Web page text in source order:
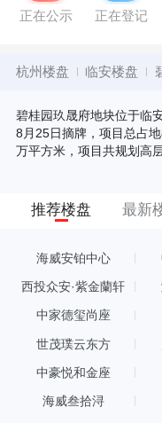
正在公示 正在登记
杭州楼盘 临安楼盘
碧桂园玖晟府地块位于临
8月25日摘牌，项目总占
万平方米，项目共规划高
推荐楼盘 最新
海威安铂中心
西投众安·紫金蘭轩
中家德玺尚座
世茂璞云东方
中豪悦和金座
海威叁拾浔